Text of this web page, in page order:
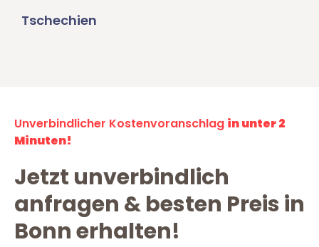
Tschechien
Unverbindlicher Kostenvoranschlag in unter 2
Minuten!
Jetzt unverbindlich
anfragen & besten Preis in
Bonn erhalten!